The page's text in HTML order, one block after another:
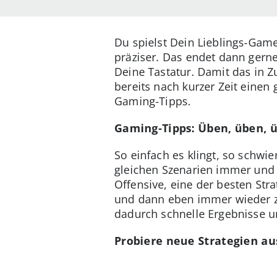
Du spielst Dein Lieblings-
präziser. Das endet dann
Deine Tastatur. Damit das in
bereits nach kurzer Zeit
Gaming-Tipps.
Gaming-Tipps: Üben, üben,
So einfach es klingt, so
gleichen Szenarien immer
Offensive, eine der besten
und dann eben immer wieder
dadurch schnelle Ergebnisse
Probiere neue Strategien